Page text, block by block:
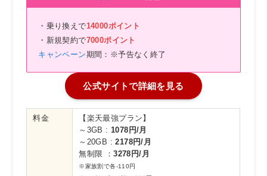
・乗り換えで14000ポイント
・新規契約で7000ポイント
キャンペーン期間：※予告なく終了
公式サイトで詳細を見る
料金
【楽天最強プラン】
～3GB : 1078円/月
～20GB :2178円/月
無制限 ：3278円/月
※家族割で各-110円